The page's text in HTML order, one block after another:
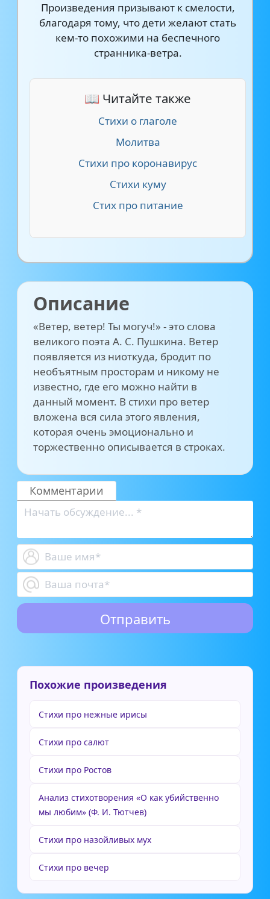
Произведения призывают к смелости,
благодаря тому, что дети желают стать
кем-то похожими на беспечного
странника-ветра.
📖 Читайте также
Стихи о глаголе
Молитва
Стихи про коронавирус
Стихи куму
Стих про питание
Описание
«Ветер, ветер! Ты могуч!» - это слова
великого поэта А. С. Пушкина. Ветер
появляется из ниоткуда, бродит по
необъятным просторам и никому не
известно, где его можно найти в
данный момент. В стихи про ветер
вложена вся сила этого явления,
которая очень эмоционально и
торжественно описывается в строках.
Комментарии
Похожие произведения
Стихи про нежные ирисы
Стихи про салют
Стихи про Ростов
Анализ стихотворения «О как убийственно
мы любим» (Ф. И. Тютчев)
Стихи про назойливых мух
Стихи про вечер